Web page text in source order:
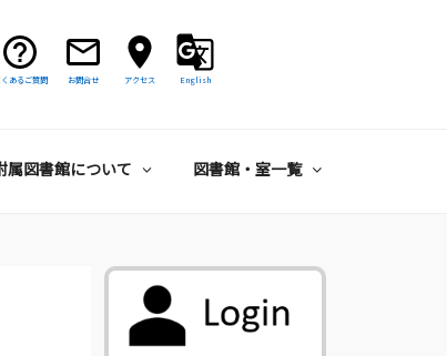
くあるご質問 お問合せ アクセス English
属図書館について 図書館・室一覧